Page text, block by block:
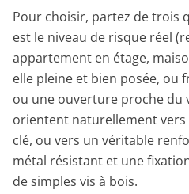
Pour choisir, partez de trois
est le niveau de risque réel
appartement en étage,
elle pleine et bien posée, ou
ou une ouverture proche du
orientent naturellement
clé, ou vers un véritable
métal résistant et une
de simples vis à bois.